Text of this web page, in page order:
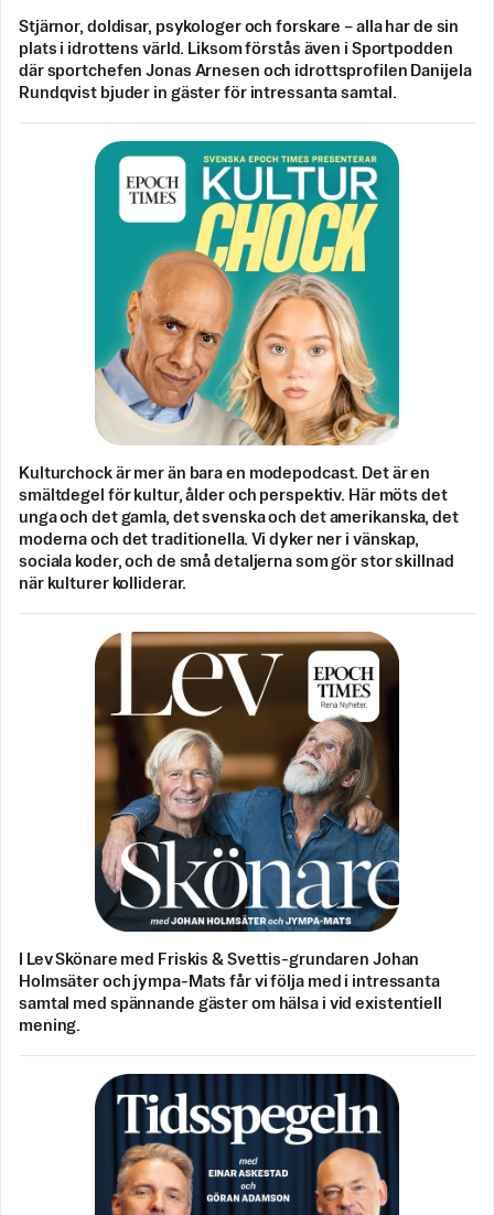
Stjärnor, doldisar, psykologer och forskare – alla har de sin
plats i idrottens värld. Liksom förstås även i Sportpodden
där sportchefen Jonas Arnesen och idrottsprofilen Danijela
Rundqvist bjuder in gäster för intressanta samtal.
Kulturchock är mer än bara en modepodcast. Det är en
smältdegel för kultur, ålder och perspektiv. Här möts det
unga och det gamla, det svenska och det amerikanska, det
moderna och det traditionella. Vi dyker ner i vänskap,
sociala koder, och de små detaljerna som gör stor skillnad
när kulturer kolliderar.
I Lev Skönare med Friskis & Svettis-grundaren Johan
Holmsäter och jympa-Mats får vi följa med i intressanta
samtal med spännande gäster om hälsa i vid existentiell
mening.